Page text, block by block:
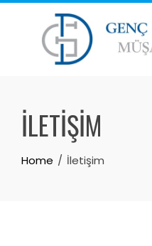
İLETIŞIM
Home İletişim